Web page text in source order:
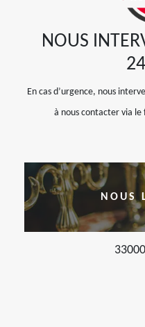
NOUS
En cas d’urgence, nous
à nous contacter via le
NOUS